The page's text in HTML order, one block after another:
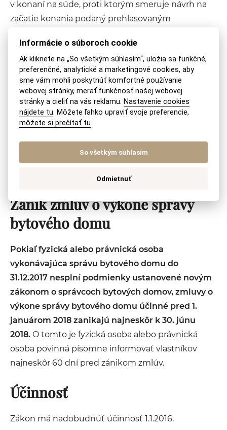
v konaní na súde, proti ktorým smeruje návrh na
začatie konania podaný prehlasovaným
návrh na začatie konania o určenie platnosti
zmluvy o výkone správy podaný iným vlastníkom
bytu a nebytového priestoru v dome alebo návrh
na začatie konania o zdržanie sa výkonu záložného
práva alebo zákaz výkonu záložného práva podaný
iným vlastníkom bytu a nebytového priestoru v
pred súdom nepreukáže rozpor záujmov správcu
so záujmom zastupovaných vlastníkov bytov a
nebytových priestorov v dome.
Zánik zmlúv o výkone správy
bytového domu
Pokiaľ fyzická alebo právnická osoba
vykonávajúca správu bytového domu do
31.12.2017 nesplní podmienky ustanovené novým
zákonom o správcoch bytových domov, zmluvy o
výkone správy bytového domu účinné pred 1.
januárom 2018 zanikajú najneskôr k 30. júnu
2018. O tomto je fyzická osoba alebo právnická
osoba povinná písomne informovať vlastníkov
najneskôr 60 dní pred zánikom zmlúv.
Účinnosť
Zákon má nadobudnúť účinnosť 1.1.2016.
Informácie o súboroch cookie
Ak kliknete na „So všetkým súhlasím“, uložia sa funkčné,
preferenčné, analytické a marketingové cookies, aby
sme vám mohli poskytnúť komfortné používanie
webovej stránky, merať funkčnosť našej webovej
stránky a cieliť na vás reklamu. Nastavenie cookies
nájdete tu. Môžete ľahko upraviť svoje preferencie,
môžete si prečítať tu.
So všetkým súhlasím
Odmietnuť